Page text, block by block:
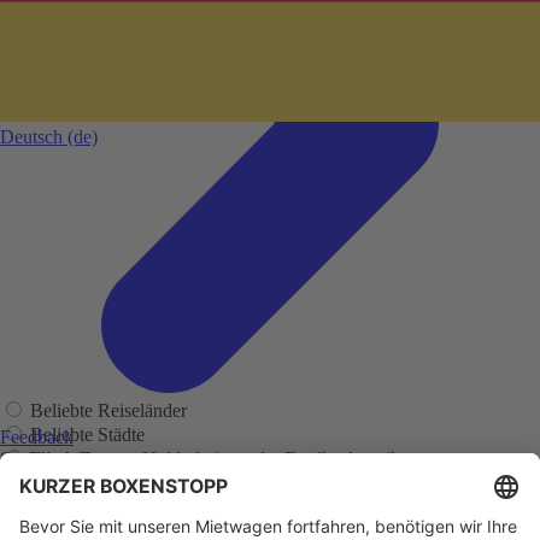
Deutsch (de)
Feedback
Sie haben Fragen, Unklarheiten oder Feedback zu ihrer
zurückliegenden Buchung?
Beliebte Reiseländer
Beliebte Städte
Flughäfen
Regionen
Adelaide Flughafen